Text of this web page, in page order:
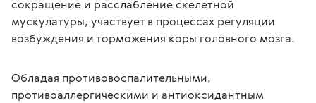
сокращение и расслабление скелетной
мускулатуры, участвует в процессах регуляции
возбуждения и торможения коры головного мозга.
Обладая противовоспалительными,
противоаллергическими и антиоксидантным